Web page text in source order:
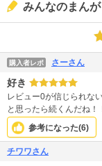
みんなのまん
購入者レポ さーさん
好き
レビュー0が信じられな
と思ったら続くんだね！
参考になった(6)
チワワさん